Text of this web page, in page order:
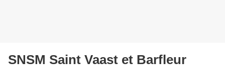
SNSM Saint Vaast et Barfleur